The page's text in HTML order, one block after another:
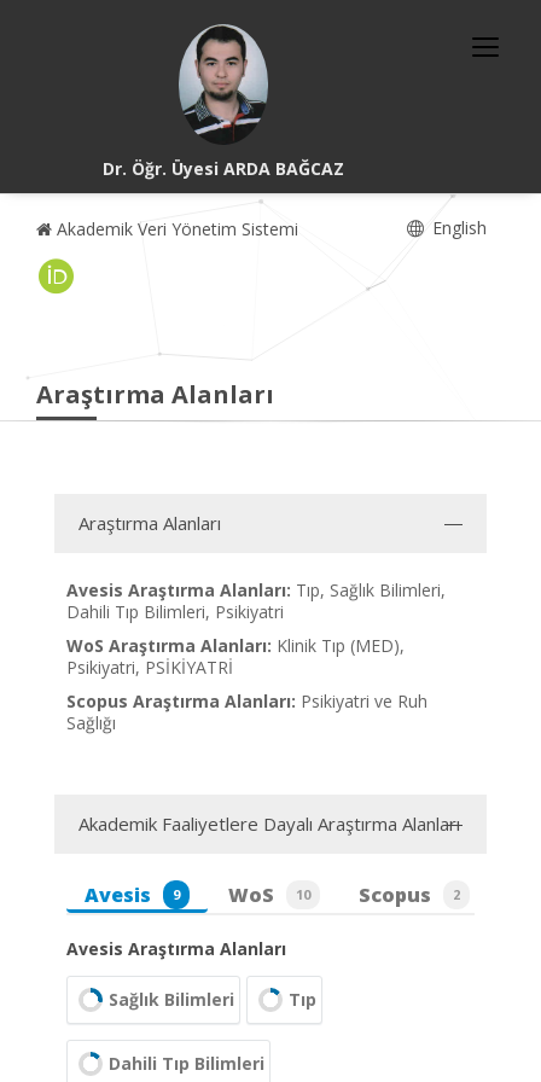
Dr. Öğr. Üyesi ARDA BAĞCAZ
Akademik Veri Yönetim Sistemi English
Araştırma Alanları
Araştırma Alanları
Avesis Araştırma Alanları: Tıp, Sağlık Bilimleri,
Dahili Tıp Bilimleri, Psikiyatri
WoS Araştırma Alanları: Klinik Tıp (MED),
Psikiyatri, PSİKİYATRİ
Scopus Araştırma Alanları: Psikiyatri ve Ruh
Sağlığı
Akademik Faaliyetlere Dayalı Araştırma Alanları
Avesis 9 WoS 10 Scopus 2
Avesis Araştırma Alanları
Sağlık Bilimleri Tıp
Dahili Tıp Bilimleri